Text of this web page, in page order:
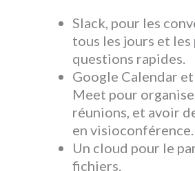
Slack, pour les
tous les jours et
questions rapides.
Google Calendar
Meet pour
réunions, et avoir
en visioconférence.
Un cloud pour le
fichiers.